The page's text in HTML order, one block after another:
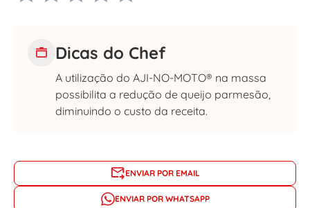
Dicas do Chef
A utilização do AJI-NO-MOTO® na massa
possibilita a redução de queijo parmesão,
diminuindo o custo da receita.
ENVIAR POR EMAIL
ENVIAR POR WHATSAPP